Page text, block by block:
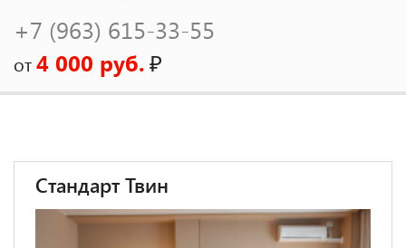
+7 (963) 615-33-55
от4 000 руб.₽
Стандарт Твин